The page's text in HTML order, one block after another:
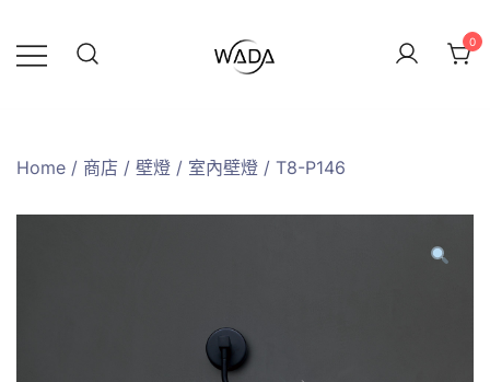
0
Home / 商店 / 壁燈 / 室內壁燈 / T8-P146